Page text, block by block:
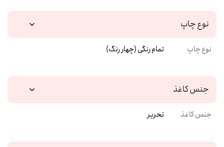
نوع چاپ
نوع چاپ تمام رنگی (چهار رنگ)
جنس کاغذ
جنس کاغذ تحریر